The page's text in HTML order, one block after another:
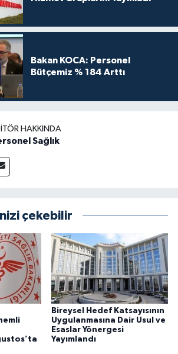
Bakan KOCA: Personel
Bütçemiz % 184 Arttı
HAKKINDA
Sağlık
çekebilir
Bireysel Hedef Katsayısının
Uygulanmasına Dair Usul ve
Esaslar Yönergesi
Yayımlandı